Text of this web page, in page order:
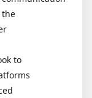
the
to